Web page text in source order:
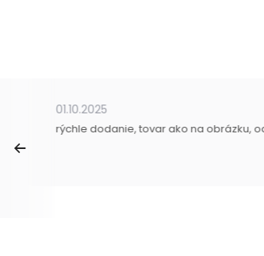
01.10.2025
rýchle dodanie, tovar ako na obrázku,